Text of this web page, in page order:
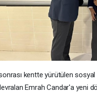
kentte yürütülen
Emrah Candar'a yeni